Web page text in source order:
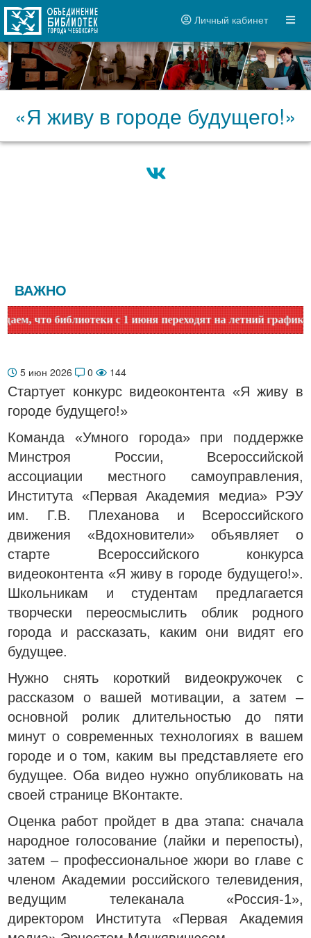
Личный кабинет
«Я живу в городе будущего!»
ВАЖНО
что библиотеки с 1 июня переходят на летний график
5 июн 2026 0 144
Стартует конкурс видеоконтента «Я живу в
городе будущего!»
Команда «Умного города» при поддержке
Минстроя России, Всероссийской
ассоциации местного самоуправления,
Института «Первая Академия медиа» РЭУ
им. Г.В. Плеханова и Всероссийского
движения «Вдохновители» объявляет о
старте Всероссийского конкурса
видеоконтента «Я живу в городе будущего!».
Школьникам и студентам предлагается
творчески переосмыслить облик родного
города и рассказать, каким они видят его
будущее.
Нужно снять короткий видеокружочек с
рассказом о вашей мотивации, а затем –
основной ролик длительностью до пяти
минут о современных технологиях в вашем
городе и о том, каким вы представляете его
будущее. Оба видео нужно опубликовать на
своей странице ВКонтакте.
Оценка работ пройдет в два этапа: сначала
народное голосование (лайки и перепосты),
затем – профессиональное жюри во главе с
членом Академии российского телевидения,
ведущим телеканала «Россия‑1»,
директором Института «Первая Академия